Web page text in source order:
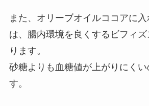
また、オリーブオイルココアに
は、腸内環境を良くするビフィ
ります。
砂糖よりも血糖値が上がりにく
す。